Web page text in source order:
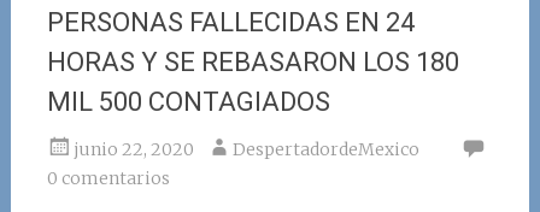
PERSONAS FALLECIDAS EN 24
HORAS Y SE REBASARON LOS 180
MIL 500 CONTAGIADOS
junio 22, 2020
DespertadordeMexico
0 comentarios